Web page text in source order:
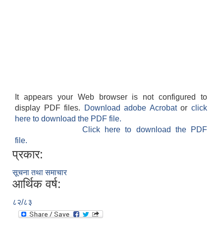
It appears your Web browser is not configured to
display PDF files.
Download adobe Acrobatorclick
here to download the PDF file.
Click here to download the PDF
file.
प्रकार:
सूचना तथा समाचार
आर्थिक वर्ष:
८२/८३